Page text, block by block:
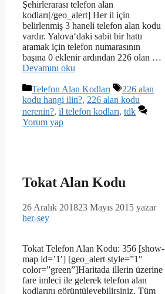
Şehirlerarası telefon alan
kodları[/geo_alert] Her il için
belirlenmiş 3 haneli telefon alan kodu
vardır. Yalova‘daki sabit bir hattı
aramak için telefon numarasının
başına 0 eklenir ardından 226 olan …
Devamını oku
Kategoriler
Telefon Alan Kodları Etiketler
226 alan
kodu hangi ilin?, 226 alan kodu
nerenin?, il telefon kodları, tdk
Yorum yap
Tokat Alan Kodu
26 Aralık 201823 Mayıs 2015 yazar
her-sey
Tokat Telefon Alan Kodu: 356 [show-
map id=’1′] [geo_alert style=”1″
color=”green”]Haritada illerin üzerine
fare imleci ile gelerek telefon alan
kodlarını görüntüleyebilirsiniz. Tüm